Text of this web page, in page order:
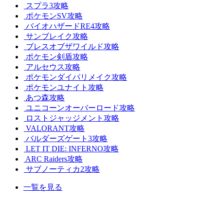
スプラ3攻略
ポケモンSV攻略
バイオハザードRE4攻略
サンブレイク攻略
ブレスオブザワイルド攻略
ポケモン剣盾攻略
アルセウス攻略
ポケモンダイパリメイク攻略
ポケモンユナイト攻略
あつ森攻略
ユニコーンオーバーロード攻略
ロストジャッジメント攻略
VALORANT攻略
バルダーズゲート3攻略
LET IT DIE: INFERNO攻略
ARC Raiders攻略
サブノーティカ2攻略
一覧を見る